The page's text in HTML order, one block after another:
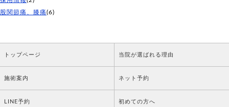
股関節痛、膝痛(6)
トップページ 当院が選ばれる理由
施術案内 ネット予約
LINE予約 初めての方へ